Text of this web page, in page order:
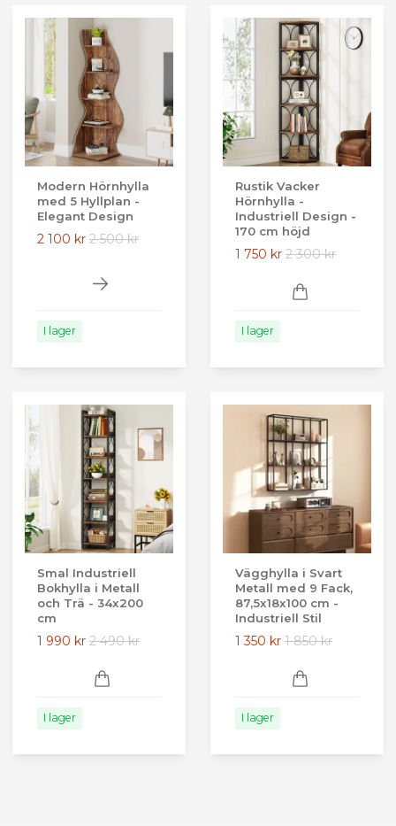
Modern Hörnhylla
med 5 Hyllplan -
Elegant Design
2 100 kr 2 500 kr
I lager
Rustik Vacker
Hörnhylla -
Industriell Design -
170 cm höjd
1 750 kr 2 300 kr
I lager
Smal Industriell
Bokhylla i Metall
och Trä - 34x200
cm
1 990 kr 2 490 kr
I lager
Vägghylla i Svart
Metall med 9 Fack,
87,5x18x100 cm -
Industriell Stil
1 350 kr 1 850 kr
I lager